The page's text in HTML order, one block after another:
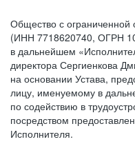
Общество с ограниченной
(ИНН 7718620740, ОГРН
в дальнейшем
директора Сергиенкова
на основании Устава,
лицу, именуемому в
по содействию в
посредством
Исполнителя.